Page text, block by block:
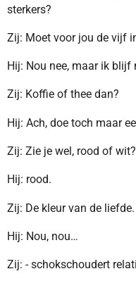
sterkers?
Zij: Moet voor jou de vijf
Hij: Nou nee, maar ik blijf
Zij: Koffie of thee dan?
Hij: Ach, doe toch maar
Zij: Zie je wel, rood of wit?
Hij: rood.
Zij: De kleur van de liefde.
Hij: Nou, nou…
Zij: - schokschoudert